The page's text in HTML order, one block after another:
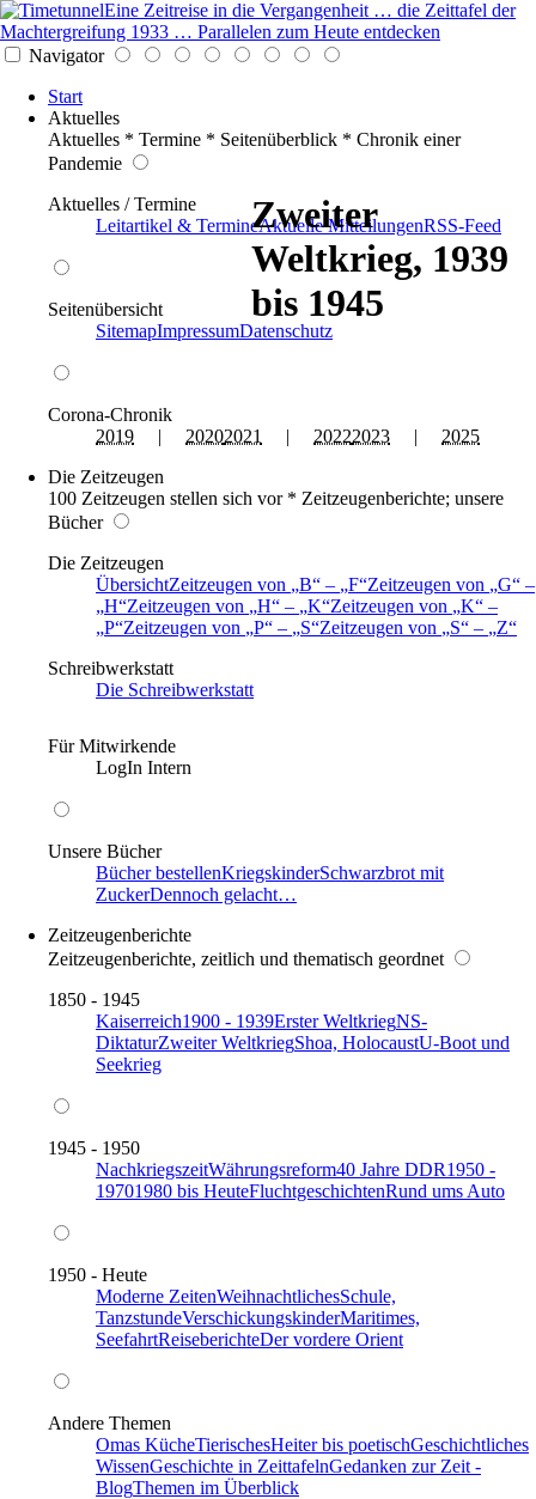
Eine Zeitreise in die Vergangenheit … die Zeittafel der
Machtergreifung 1933 … Parallelen zum Heute entdecken
Navigator
Start
Aktuelles
Aktuelles * Termine * Seitenüberblick * Chronik einer
Pandemie
Aktuelles / Termine
Leitartikel & TermineAktuelle MitteilungenRSS-Feed
Seitenübersicht
SitemapImpressumDatenschutz
Corona-Chronik
2019 | 20202021 | 20222023 | 2025
Die Zeitzeugen
100 Zeitzeugen stellen sich vor * Zeitzeugenberichte; unsere
Bücher
Die Zeitzeugen
ÜbersichtZeitzeugen von B – F Zeitzeugen von G
–
H Zeitzeugen von H – K Zeitzeugen von K
–
P Zeitzeugen von P – S Zeitzeugen von S –
Z
Schreibwerkstatt
Die Schreibwerkstatt
Für Mitwirkende
LogIn Intern
Unsere Bücher
Bücher bestellenKriegskinderSchwarzbrot mit
ZuckerDennoch gelacht…
Zeitzeugenberichte
Zeitzeugenberichte, zeitlich und thematisch geordnet
1850 - 1945
Kaiserreich1900 - 1939Erster WeltkriegNS-
DiktaturZweiter WeltkriegShoa, HolocaustU-Boot und
Seekrieg
1945 - 1950
NachkriegszeitWährungsreform40 Jahre DDR1950 -
19701980 bis HeuteFluchtgeschichtenRund ums Auto
1950 - Heute
Moderne ZeitenWeihnachtlichesSchule,
TanzstundeVerschickungskinderMaritimes,
SeefahrtReiseberichteDer vordere Orient
Andere Themen
Omas KücheTierischesHeiter bis poetischGeschichtliches
WissenGeschichte in ZeittafelnGedanken zur Zeit -
BlogThemen im Überblick
Zweiter
Weltkrieg, 1939
bis 1945